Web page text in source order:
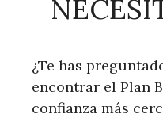
¿Te has
encontrar el Plan
confianza más